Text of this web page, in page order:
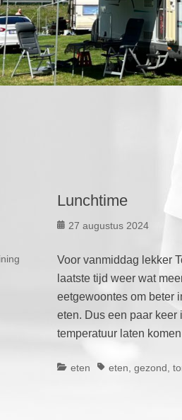
Lunchtime
Geplaatst
27 augustus 2024
Voor vanmiddag lekker
laatste tijd weer wat
eetgewoontes om beter
eten. Dus een paar keer
temperatuur laten komen
Categorieën
eten Tagseten ,gezond ,